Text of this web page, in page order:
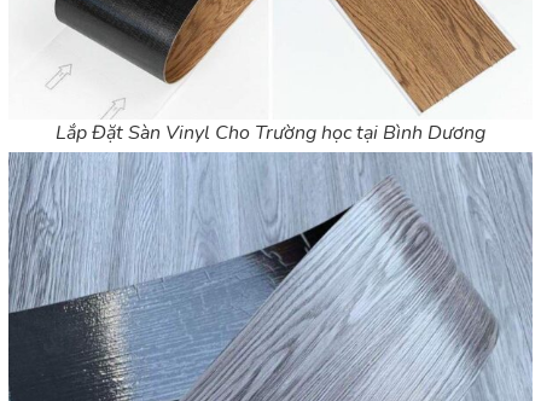
Lắp Đặt Sàn Vinyl Cho Trường học tại Bình Dương